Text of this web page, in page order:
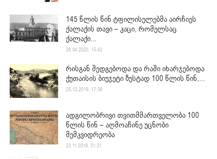
145 წლის წინ ტფილისელებმა აირჩიეს
ქალაქის თავი – კაცი, რომელსაც
ქალაქი...
28.04.2020. 15:42
რისგან შედგებოდა და რაში იხარჯებოდა
ქუთაისის ბიუჯეტი ზუსტად 100 წლის წინ,...
25.12.2019. 17:39
ადგილობრივი თვითმმართველობა 100
წლის წინ – აღმოაჩინე უცნობი
მემკვიდრეობა
23.11.2019. 01:31